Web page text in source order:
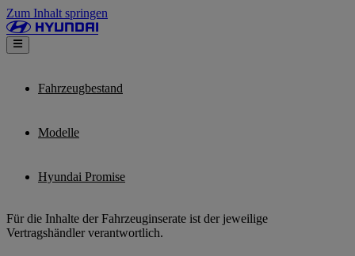
Zum Inhalt springen
Fahrzeugbestand
Modelle
Hyundai Promise
Für die Inhalte der Fahrzeuginserate ist der jeweilige
Vertragshändler verantwortlich.